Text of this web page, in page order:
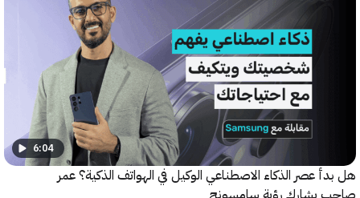
6:04
عصر الذكاء الاصطناعي الوكيل في الهواتف الذكية؟ عمر